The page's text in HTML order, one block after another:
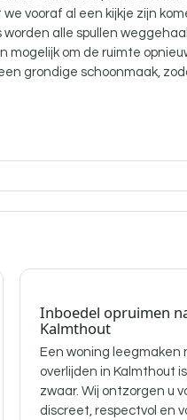
vooraf al een kijkje zijn
alle spullen
om de ruimte
grondige schoonmaak,
Inboedel opruimen
Kalmthout
Een woning leegmaken
overlijden in Kalmthout
zwaar. Wij ontzorgen u
discreet, respectvol en